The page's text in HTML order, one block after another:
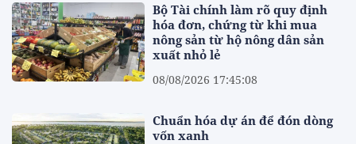
Bộ Tài chính làm rõ quy định
hóa đơn, chứng từ khi mua
nông sản từ hộ nông dân sản
xuất nhỏ lẻ
08/08/2026 17:45:08
Chuẩn hóa dự án để đón dòng
vốn xanh